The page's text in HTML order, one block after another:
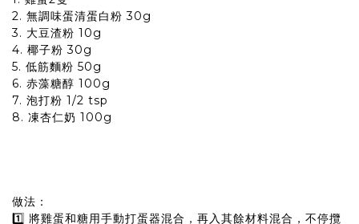
2. 無調味蛋清蛋白粉 30g
3. 大豆渣粉 10g
4. 椰子粉 30g
5. 低筋麵粉 50g
6. 赤藻糖醇 100g
7. 泡打粉 1/2 tsp
8. 凍杏仁奶 100g
做法：
1️⃣ 將雞蛋和糖用手動打蛋器混合，再入其餘材料混合，不停攬